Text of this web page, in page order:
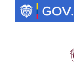
contenido